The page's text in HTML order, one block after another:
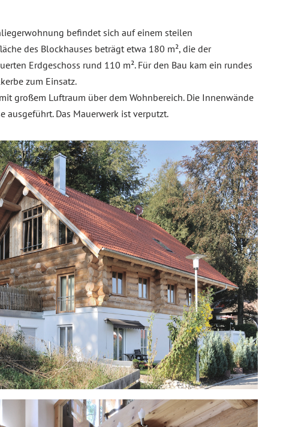
befindet sich auf einem steilen
des Blockhauses beträgt etwa 180 m², die der
Erdgeschoss rund 110 m². Für den Bau kam ein rundes
zum Einsatz.
großem Luftraum über dem Wohnbereich. Die Innenwände
ausgeführt. Das Mauerwerk ist verputzt.